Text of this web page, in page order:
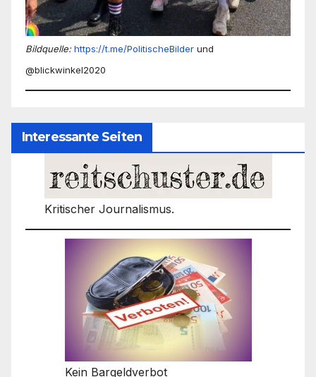
Bildquelle: https://t.me/PolitischeBilder und
@blickwinkel2020
Interessante Seiten
Kritischer Journalismus.
Kein Bargeldverbot